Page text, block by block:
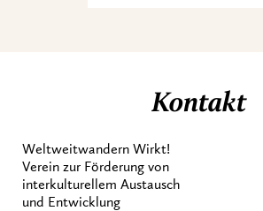
Kontakt
Weltweitwandern Wirkt!
Verein zur Förderung von
interkulturellem Austausch
und Entwicklung